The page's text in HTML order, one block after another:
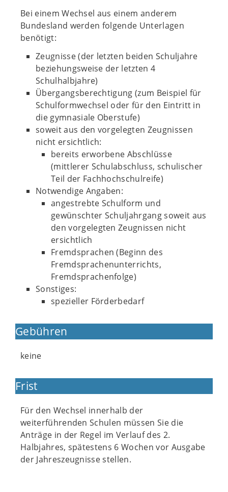
Bei einem Wechsel aus einem anderem
Bundesland werden folgende Unterlagen
benötigt:
Zeugnisse (der letzten beiden Schuljahre
beziehungsweise der letzten 4
Schulhalbjahre)
Übergangsberechtigung (zum Beispiel für
Schulformwechsel oder für den Eintritt in
die gymnasiale Oberstufe)
soweit aus den vorgelegten Zeugnissen
nicht ersichtlich:
bereits erworbene Abschlüsse
(mittlerer Schulabschluss, schulischer
Teil der Fachhochschulreife)
Notwendige Angaben:
angestrebte Schulform und
gewünschter Schuljahrgang soweit aus
den vorgelegten Zeugnissen nicht
ersichtlich
Fremdsprachen (Beginn des
Fremdsprachenunterrichts,
Fremdsprachenfolge)
Sonstiges:
spezieller Förderbedarf
Gebühren
keine
Frist
Für den Wechsel innerhalb der
weiterführenden Schulen müssen Sie die
Anträge in der Regel im Verlauf des 2.
Halbjahres, spätestens 6 Wochen vor Ausgabe
der Jahreszeugnisse stellen.